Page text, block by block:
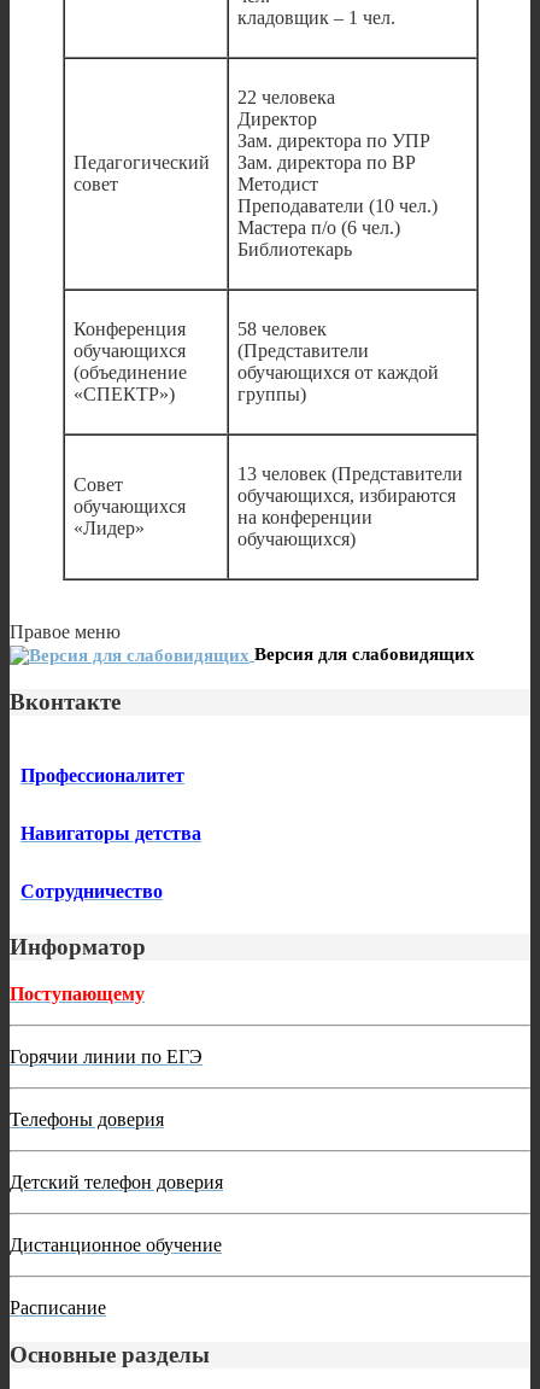
кладовщик – 1 чел.
Педагогический
совет
22 человека
Директор
Зам. директора по УПР
Зам. директора по ВР
Методист
Преподаватели (10 чел.)
Мастера п/о (6 чел.)
Библиотекарь
Конференция
обучающихся
(объединение
«СПЕКТР»)
58 человек
(Представители
обучающихся от каждой
группы)
Совет
обучающихся
«Лидер»
13 человек (Представители
обучающихся, избираются
на конференции
обучающихся)
Правое меню
Версия для слабовидящих
Вконтакте
Профессионалитет
Навигаторы детства
Сотрудничество
Информатор
Поступающему
Горячии линии по ЕГЭ
Телефоны доверия
Детский телефон доверия
Дистанционное обучение
Расписание
Основные разделы